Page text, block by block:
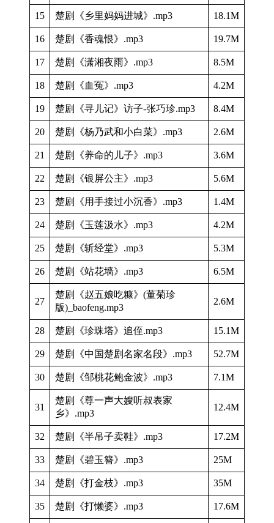
15 楚剧《乡里妈妈进城》.mp3 18.1M
16 楚剧《香魂恨》.mp3 19.7M
17 楚剧《潇湘夜雨》.mp3 8.5M
18 楚剧《血冤》.mp3 4.2M
19 楚剧《寻儿记》访子-张巧珍.mp3 8.4M
20 楚剧《杨乃武和小白菜》.mp3 2.6M
21 楚剧《养命的儿子》.mp3 3.6M
22 楚剧《银屏公主》.mp3 5.6M
23 楚剧《用手接过小沉香》.mp3 1.4M
24 楚剧《玉莲汲水》.mp3 4.2M
25 楚剧《斩经堂》.mp3 5.3M
26 楚剧《站花墙》.mp3 6.5M
27
楚剧《赵五娘吃糠》(董菊珍
版)_baofeng.mp3
2.6M
28 楚剧《珍珠塔》追侄.mp3 15.1M
29 楚剧《中国楚剧名家名段》.mp3 52.7M
30 楚剧《邹桃花鲍金波》.mp3 7.1M
31
楚剧《尊一声大嫂听叔表家
乡》.mp3
12.4M
32 楚剧《半吊子卖鞋》.mp3 17.2M
33 楚剧《碧玉簪》.mp3 25M
34 楚剧《打金枝》.mp3 35M
35 楚剧《打懒婆》.mp3 17.6M